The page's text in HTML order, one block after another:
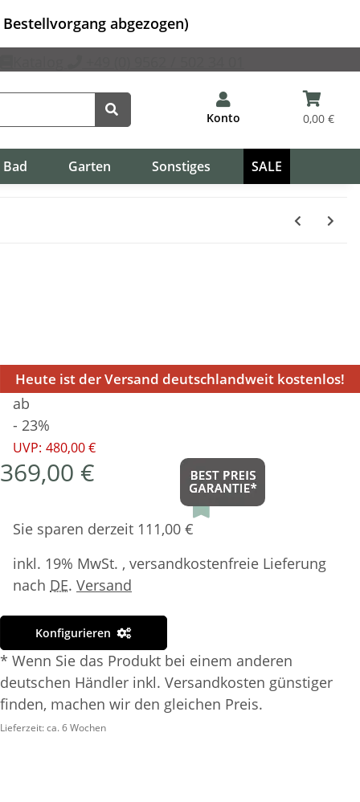
abgezogen)
Konto 0,00 €
Bad Garten Sonstiges SALE
Heute ist der Versand deutschlandweit kostenlos!
ab
- 23%
UVP: 480,00 €
369,00 €
Sie sparen derzeit 111,00 €
inkl. 19% MwSt. , versandkostenfreie Lieferung
nach DE. Versand
Konfigurieren
* Wenn Sie das Produkt bei einem anderen
deutschen Händler inkl. Versandkosten günstiger
finden, machen wir den gleichen Preis.
Lieferzeit:ca. 6 Wochen